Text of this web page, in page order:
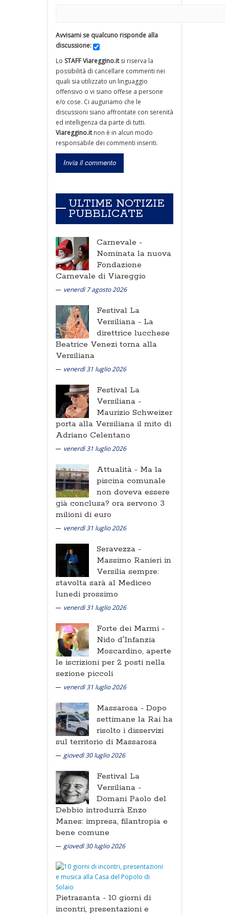
Avvisami se qualcuno risponde alla
discussione:
Lo STAFF Viareggino.itsi riserva la
possibilità di cancellare commenti nei
quali sia utilizzato un linguaggio
offensivo o vi siano offese a persone
e/o cose. Ci auguriamo che le
discussioni siano affrontate con serenità
ed intelligenza da parte di tutti.
Viareggino.itnon è in alcun modo
responsabile dei commenti inseriti.
ULTIME NOTIZIE
PUBBLICATE
Carnevale -
Nominata la nuova
Fondazione
Carnevale di Viareggio
venerdì 7 agosto 2026
Festival La
Versiliana - La
direttrice lucchese
Beatrice Venezi torna alla
Versiliana
venerdì 31 luglio 2026
Festival La
Versiliana -
Maurizio Schweizer
porta alla Versiliana il mito di
Adriano Celentano
venerdì 31 luglio 2026
Attualità - Ma la
piscina comunale
non doveva essere
già conclusa? ora servono 3
milioni di euro
venerdì 31 luglio 2026
Seravezza -
Massimo Ranieri in
Versilia sempre:
stavolta sarà al Mediceo
lunedi prossimo
venerdì 31 luglio 2026
Forte dei Marmi -
Nido d'Infanzia
Moscardino, aperte
le iscrizioni per 2 posti nella
sezione piccoli
venerdì 31 luglio 2026
Massarosa - Dopo
settimane la Rai ha
risolto i disservizi
sul territorio di Massarosa
giovedì 30 luglio 2026
Festival La
Versiliana -
Domani Paolo del
Debbio introdurrà Enzo
Manes: impresa, filantropia e
bene comune
giovedì 30 luglio 2026
Pietrasanta - 10 giorni di
incontri, presentazioni e